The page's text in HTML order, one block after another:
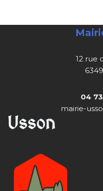
12 rue
04
mairie-
Usson